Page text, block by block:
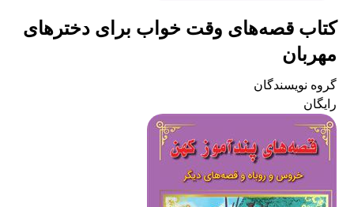
کتاب قصه‌های وقت خواب برای دخترهای
مهربان
گروه نویسندگان
رایگان